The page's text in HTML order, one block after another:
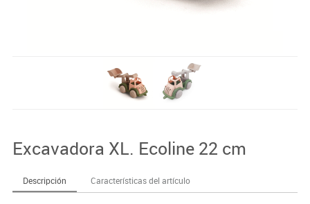
Excavadora XL. Ecoline 22 cm
Descripción Características del artículo